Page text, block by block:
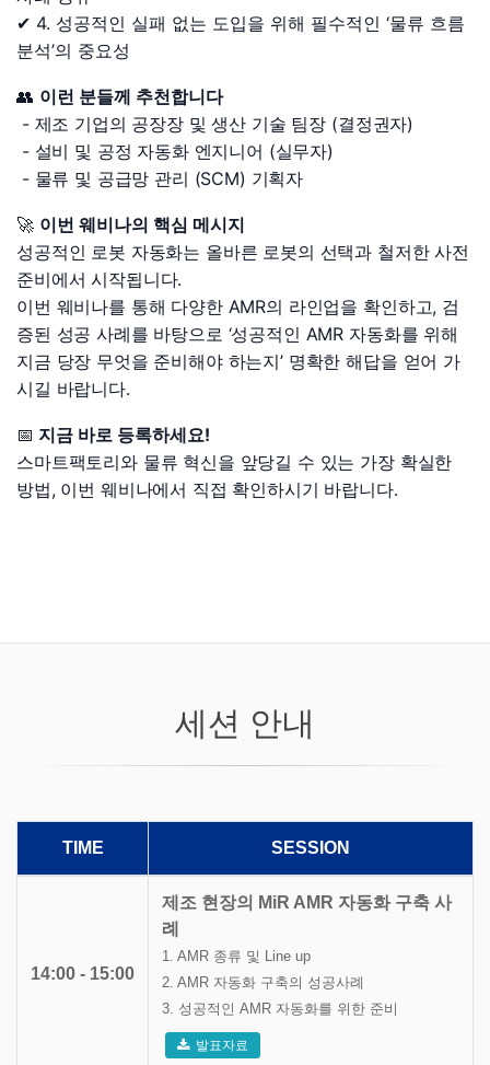
✔ 4. 성공적인 실패 없는 도입을 위해 필수적인 ‘물류 흐름
분석’의 중요성
👥 이런 분들께 추천합니다
- 제조 기업의 공장장 및 생산 기술 팀장 (결정권자)
- 설비 및 공정 자동화 엔지니어 (실무자)
- 물류 및 공급망 관리 (SCM) 기획자
🚀 이번 웨비나의 핵심 메시지
성공적인 로봇 자동화는 올바른 로봇의 선택과 철저한 사전
준비에서 시작됩니다.
이번 웨비나를 통해 다양한 AMR의 라인업을 확인하고, 검
증된 성공 사례를 바탕으로 ‘성공적인 AMR 자동화를 위해
지금 당장 무엇을 준비해야 하는지’ 명확한 해답을 얻어 가
시길 바랍니다.
📅 지금 바로 등록하세요!
스마트팩토리와 물류 혁신을 앞당길 수 있는 가장 확실한
방법, 이번 웨비나에서 직접 확인하시기 바랍니다.
세션 안내
TIME SESSION
14:00 - 15:00
제조 현장의 MiR AMR 자동화 구축 사
례
1. AMR 종류 및 Line up
2. AMR 자동화 구축의 성공사례
3. 성공적인 AMR 자동화를 위한 준비
발표자료